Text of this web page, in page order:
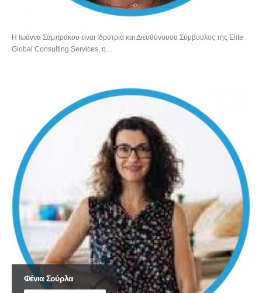
Η Ιωάννα Σαμπράκου είναι Ιδρύτρια και Διευθύνουσα Σύμβουλος της Elite
Global Consulting Services, η…
Φένια Σούρλα